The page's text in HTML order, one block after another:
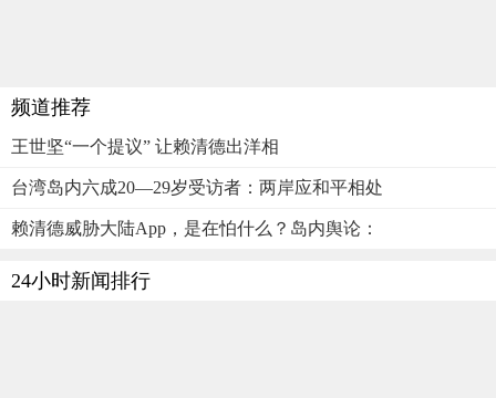
频道推荐
王世坚“一个提议” 让赖清德出洋相
台湾岛内六成20—29岁受访者：两岸应和平相处
赖清德威胁大陆App，是在怕什么？岛内舆论：
24小时新闻排行